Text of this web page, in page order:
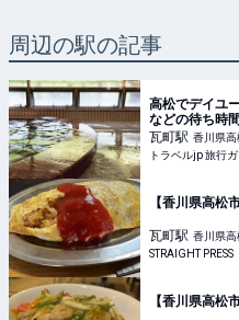
周辺の駅の記事
高松でデイユ
などの待ち時
瓦町駅 香川県高
トラベルjp 旅行
【香川県高松
瓦町駅 香川県高
STRAIGHT PRESS
【香川県高松